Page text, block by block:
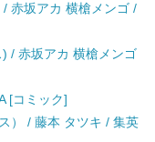
赤坂アカ 横槍メンゴ /
/ 赤坂アカ 横槍メンゴ
[コミック]
） / 藤本 タツキ / 集英